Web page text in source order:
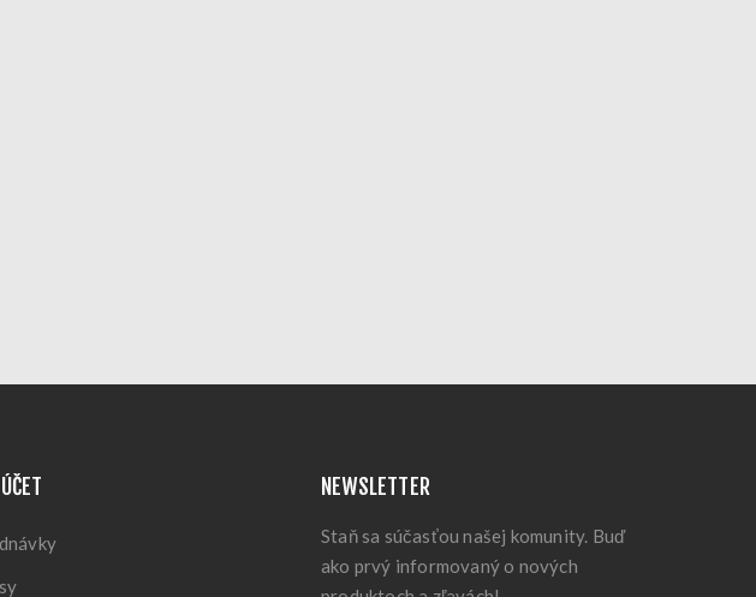
NEWSLETTER
Staň sa súčasťou našej komunity. Buď
ako prvý informovaný o nových